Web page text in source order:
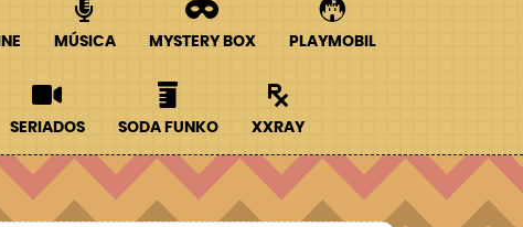
MÚSICA MYSTERY BOX PLAYMOBIL
SERIADOS SODA FUNKO XXRAY